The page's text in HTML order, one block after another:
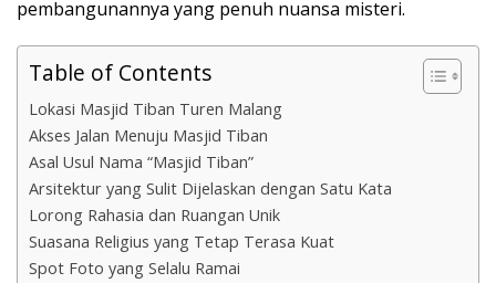
pembangunannya yang penuh nuansa misteri.
Table of Contents
Lokasi Masjid Tiban Turen Malang
Akses Jalan Menuju Masjid Tiban
Asal Usul Nama “Masjid Tiban”
Arsitektur yang Sulit Dijelaskan dengan Satu Kata
Lorong Rahasia dan Ruangan Unik
Suasana Religius yang Tetap Terasa Kuat
Spot Foto yang Selalu Ramai